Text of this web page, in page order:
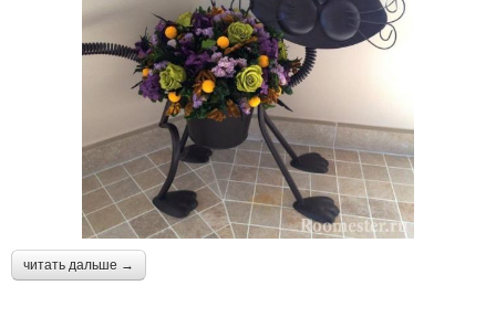
читать дальше →